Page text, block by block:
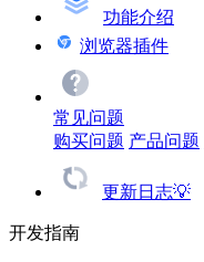
功能介绍
浏览器插件
常见问题
购买问题 产品问题
更新日志💡
开发指南